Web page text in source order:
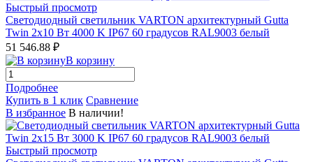
Быстрый просмотр
Светодиодный светильник VARTON архитектурный Gutta
Twin 2x10 Вт 4000 K IP67 60 градусов RAL9003 белый
51 546.88 ₽
В корзину
Подробнее
Купить в 1 клик Сравнение
В избранное В наличии!
Быстрый просмотр